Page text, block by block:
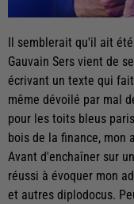
Il semblerait qu'il ait
Gauvain Sers vient de
écrivant un texte qui
même dévoilé par mal
pour les toits bleus
bois de la finance, mon
Avant d'enchaîner sur
réussi à évoquer mon
et autres diplodocus.